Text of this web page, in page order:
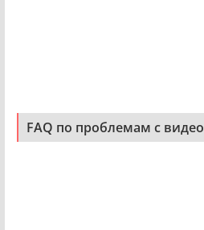
FAQ по проблемам с видео